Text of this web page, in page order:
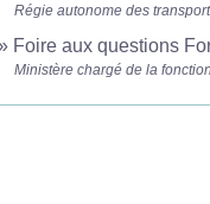
Régie autonome des
Foire aux questions
Ministère chargé de la